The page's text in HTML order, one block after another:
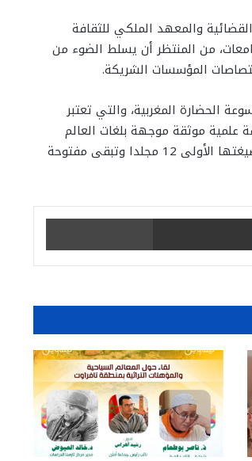
والمعهد الملكي للثقافة
من المنتظر أن يسلط الضوء من
المؤسسات الشريكة.
الحضارة المغربية، والتي تعتبر
تنظيم معرفة علمية موثقة موجهة بلغات العالم
للجالية المغربية بالخارج، ومن خلالها لكل العالم بموسوعة مفتوحة تضم في صيغتها الأولى 12 مجلدا وتبقى مفتوحة
مشاركة عبر البريد